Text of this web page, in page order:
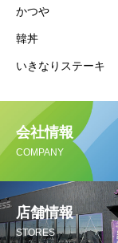
かつや
韓丼
いきなりステーキ
会社情報
COMPANY
店舗情報
STORES